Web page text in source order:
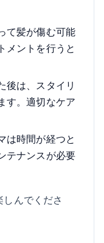
て髪が傷む可能
メントを行うと
後は、スタイリ
す。適切なケア
は時間が経つと
テナンスが必要
んでくださ